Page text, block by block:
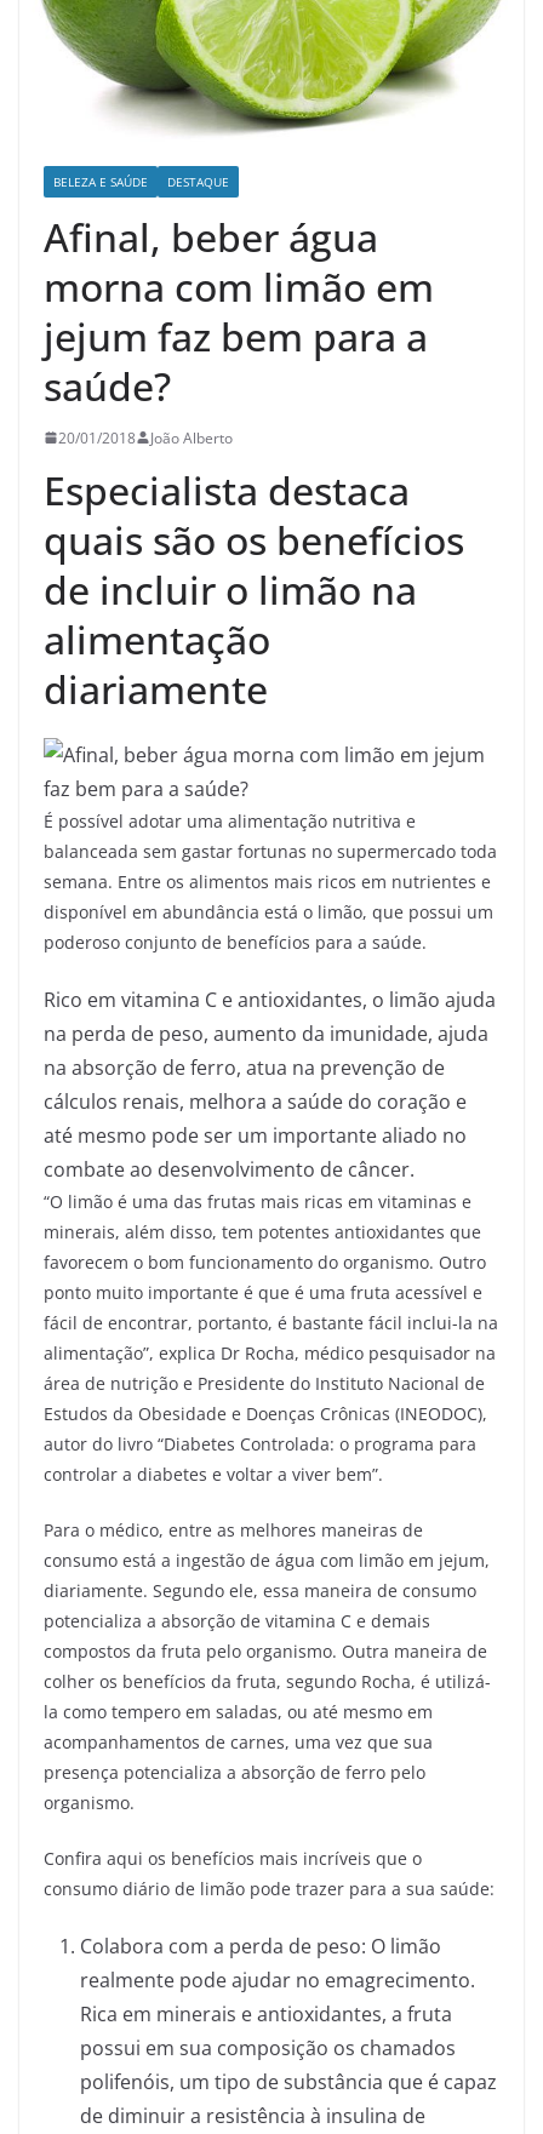
BELEZA E SAÚDE DESTAQUE
Afinal, beber água
morna com limão em
jejum faz bem para a
saúde?
20/01/2018 João Alberto
Especialista destaca
quais são os benefícios
de incluir o limão na
alimentação
diariamente
É possível adotar uma alimentação nutritiva e
balanceada sem gastar fortunas no supermercado toda
semana. Entre os alimentos mais ricos em nutrientes e
disponível em abundância está o limão, que possui um
poderoso conjunto de benefícios para a saúde.
Rico em vitamina C e antioxidantes, o limão ajuda
na perda de peso, aumento da imunidade, ajuda
na absorção de ferro, atua na prevenção de
cálculos renais, melhora a saúde do coração e
até mesmo pode ser um importante aliado no
combate ao desenvolvimento de câncer.
“O limão é uma das frutas mais ricas em vitaminas e
minerais, além disso, tem potentes antioxidantes que
favorecem o bom funcionamento do organismo. Outro
ponto muito importante é que é uma fruta acessível e
fácil de encontrar, portanto, é bastante fácil inclui-la na
alimentação”, explica Dr Rocha, médico pesquisador na
área de nutrição e Presidente do Instituto Nacional de
Estudos da Obesidade e Doenças Crônicas (INEODOC),
autor do livro “Diabetes Controlada: o programa para
controlar a diabetes e voltar a viver bem”.
Para o médico, entre as melhores maneiras de
consumo está a ingestão de água com limão em jejum,
diariamente. Segundo ele, essa maneira de consumo
potencializa a absorção de vitamina C e demais
compostos da fruta pelo organismo. Outra maneira de
colher os benefícios da fruta, segundo Rocha, é utilizá-
la como tempero em saladas, ou até mesmo em
acompanhamentos de carnes, uma vez que sua
presença potencializa a absorção de ferro pelo
organismo.
Confira aqui os benefícios mais incríveis que o
consumo diário de limão pode trazer para a sua saúde:
Colabora com a perda de peso: O limão
realmente pode ajudar no emagrecimento.
Rica em minerais e antioxidantes, a fruta
possui em sua composição os chamados
polifenóis, um tipo de substância que é capaz
de diminuir a resistência à insulina de